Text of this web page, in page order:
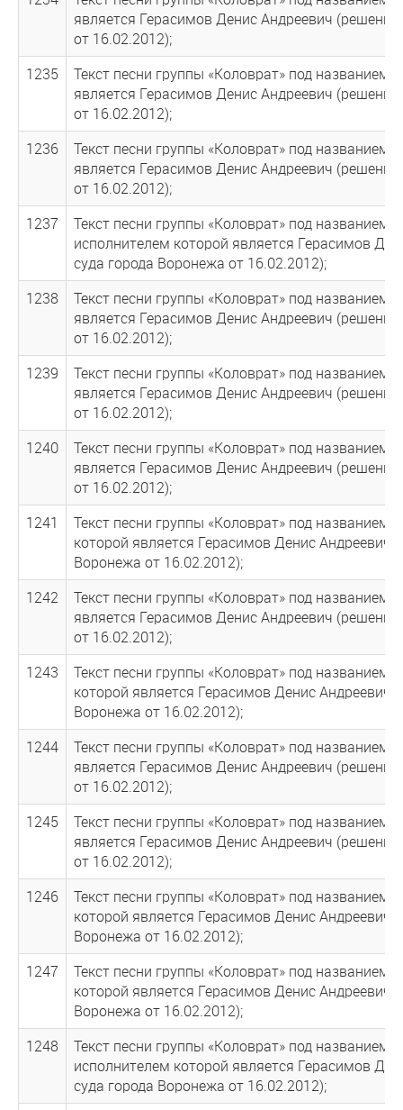
является Герасимов Денис Андреевич
от 16.02.2012);
1235
Текст песни группы «Коловрат» под названием
является Герасимов Денис Андреевич
от 16.02.2012);
1236
Текст песни группы «Коловрат» под названием
является Герасимов Денис Андреевич
от 16.02.2012);
1237
Текст песни группы «Коловрат» под названием
исполнителем которой является Герасимов
суда города Воронежа от 16.02.2012);
1238
Текст песни группы «Коловрат» под
является Герасимов Денис Андреевич
от 16.02.2012);
1239
Текст песни группы «Коловрат» под названием
является Герасимов Денис Андреевич
от 16.02.2012);
1240
Текст песни группы «Коловрат» под
является Герасимов Денис Андреевич
от 16.02.2012);
1241
Текст песни группы «Коловрат» под названием
которой является Герасимов Денис Андреевич
Воронежа от 16.02.2012);
1242
Текст песни группы «Коловрат» под названием
является Герасимов Денис Андреевич
от 16.02.2012);
1243
Текст песни группы «Коловрат» под названием
которой является Герасимов Денис Андреевич
Воронежа от 16.02.2012);
1244
Текст песни группы «Коловрат» под названием
является Герасимов Денис Андреевич
от 16.02.2012);
1245
Текст песни группы «Коловрат» под названием
является Герасимов Денис Андреевич
от 16.02.2012);
1246
Текст песни группы «Коловрат» под
которой является Герасимов Денис Андреевич
Воронежа от 16.02.2012);
1247
Текст песни группы «Коловрат» под названием
которой является Герасимов Денис Андреевич
Воронежа от 16.02.2012);
1248
Текст песни группы «Коловрат» под
исполнителем которой является Герасимов
суда города Воронежа от 16.02.2012);